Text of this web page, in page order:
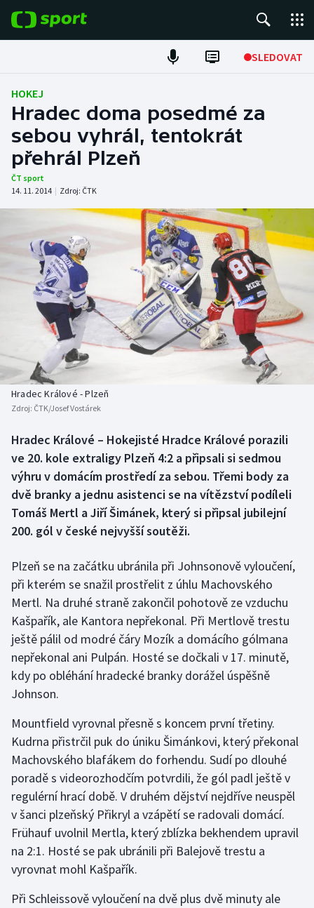
SLEDOVAT
Fotbal
Hokej
Tenis
Atletika
Cyklistika
DALŠÍ SPORTY
Americký fotbal
Baseball a softbal
Basketbal
Biatlon
Box
Curling
Dostihy
Florbal
Golf
Gymnastika
Házená
Jezdectví
Judo
Krasobruslení
Lezení
Lyže a snowboard
Moderní pětiboj
NEPŘEHLÉDNĚTE
Soutěže
Historické návraty
Aplikace ČT sport
HOKEJ
Hradec doma posedmé za
sebou vyhrál, tentokrát
přehrál Plzeň
ČT sport
14. 11. 2014 | Zdroj: ČTK
Hradec Králové - Plzeň
Zdroj: ČTK/Josef Vostárek
Hradec Králové – Hokejisté Hradce Králové porazili
ve 20. kole extraligy Plzeň 4:2 a připsali si sedmou
výhru v domácím prostředí za sebou. Třemi body za
dvě branky a jednu asistenci se na vítězství podíleli
Tomáš Mertl a Jiří Šimánek, který si připsal jubilejní
200. gól v české nejvyšší soutěži.
Plzeň se na začátku ubránila při Johnsonově vyloučení,
při kterém se snažil prostřelit z úhlu Machovského
Mertl. Na druhé straně zakončil pohotově ze vzduchu
Kašpařík, ale Kantora nepřekonal. Při Mertlově trestu
ještě pálil od modré čáry Mozík a domácího gólmana
nepřekonal ani Pulpán. Hosté se dočkali v 17. minutě,
kdy po obléhání hradecké branky dorážel úspěšně
Johnson.
Mountfield vyrovnal přesně s koncem první třetiny.
Kudrna přistrčil puk do úniku Šimánkovi, který překonal
Machovského blafákem do forhendu. Sudí po dlouhé
poradě s videorozhodčím potvrdili, že gól padl ještě v
regulérní hrací době. V druhém dějství nejdříve neuspěl
v šanci plzeňský Přikryl a vzápětí se radovali domácí.
Frühauf uvolnil Mertla, který zblízka bekhendem upravil
na 2:1. Hosté se pak ubránili při Balejově trestu a
vyrovnat mohl Kašpařík.
Při Schleissově vyloučení na dvě plus dvě minuty ale